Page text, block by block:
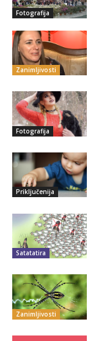
Fotografija
Zanimljivosti
Fotografija
Priključenija
Satatatira
Zanimljivosti